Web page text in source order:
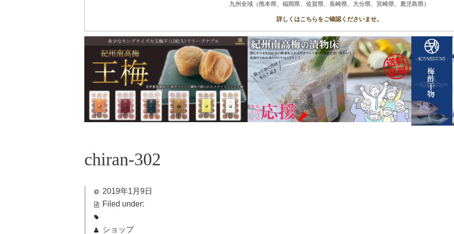
九州全域（熊本県、福岡県、佐賀県、長崎県、大分県、宮崎県、鹿児島県）
詳しくはこちらをご確認くださいませ。
chiran-302
2019年1月9日
Filed under:
ショップ